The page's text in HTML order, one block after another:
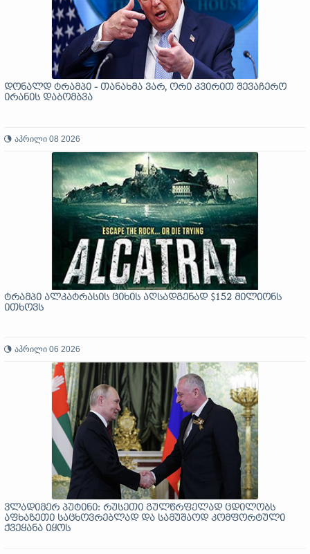
დონალდ ტრამპი - თანახმა ვარ, ორი კვირით შევაჩერო
ირანის დაბომბვა
აპრილი 08 2026
ტრამპი ალკატრასის ციხის აღსადგენად $152 მილიონს
ითხოვს
აპრილი 06 2026
ვლადიმერ პუტინი: რუსეთი გულწრფელად ცდილობს
აფხაზეთი საცხოვრებლად და სამუშაოდ კომფორტული
ქვეყანა იყოს